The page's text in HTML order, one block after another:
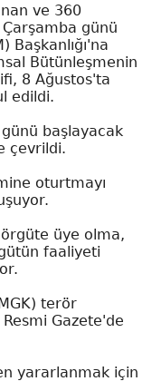
ve 360
günü
Başkanlığı'na
Bütünleşmenin
8 Ağustos'ta
edildi.
başlayacak
çevrildi.
oturtmayı
üye olma,
faaliyeti
terör
Gazete'de
yararlanmak için